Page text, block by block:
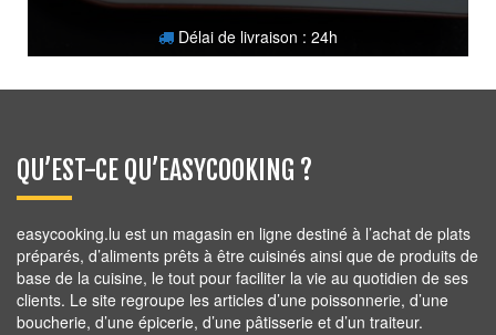
Délai de livraison : 24h
QU’EST-CE QU’EASYCOOKING ?
easycooking.lu est un magasin en ligne destiné à l’achat de plats
préparés, d’aliments prêts à être cuisinés ainsi que de produits de
base de la cuisine, le tout pour faciliter la vie au quotidien de ses
clients. Le site regroupe les articles d’une poissonnerie, d’une
boucherie, d’une épicerie, d’une pâtisserie et d’un traiteur.